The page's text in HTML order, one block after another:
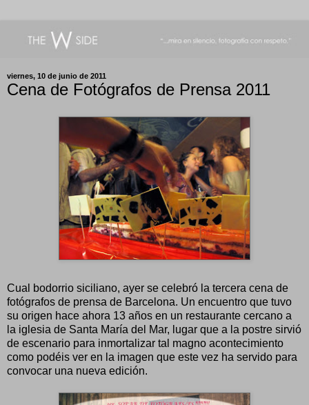
viernes, 10 de junio de 2011
Cena de Fotógrafos de Prensa 2011
Cual bodorrio siciliano, ayer se celebró la tercera cena de
fotógrafos de prensa de Barcelona. Un encuentro que tuvo
su origen hace ahora 13 años en un restaurante cercano a
la iglesia de Santa María del Mar, lugar que a la postre sirvió
de escenario para inmortalizar tal magno acontecimiento
como podéis ver en la imagen que este vez ha servido para
convocar una nueva edición.